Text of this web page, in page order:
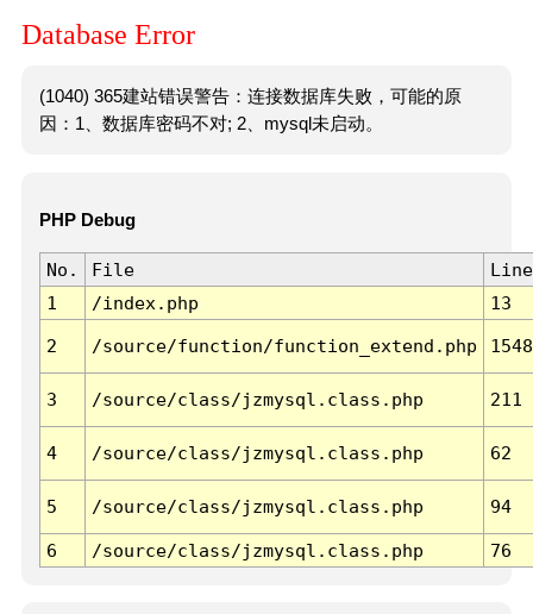
Database Error
(1040) 365建站错误警告：连接数据库失败，可能的原
因：1、数据库密码不对; 2、mysql未启动。
PHP Debug
No. File
Line
1
/index.php 13
2 /source/function/function_extend.php 1548
3 /source/class/jzmysql.class.php 211
4 /source/class/jzmysql.class.php 62
5 /source/class/jzmysql.class.php 94
6 /source/class/jzmysql.class.php 76